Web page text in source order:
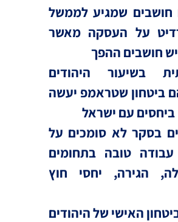
חושבים שמגיע לממשל
על העסקה מאשר
חושבים ההפך
בשיעור היהודים
ביטחון שטראמפ יעשה
ביחסים עם ישראל
בסקר לא סומכים על
טובה בתחומים
הגירה, יחסי חוץ
האישי של היהודים